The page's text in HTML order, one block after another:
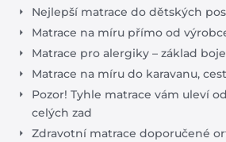
Nejlepší matrace do dětských
Matrace na míru přímo od
Matrace pro alergiky – základ
Matrace na míru do karavanu,
Pozor! Tyhle matrace vám uleví
celých zad
Zdravotní matrace doporučené